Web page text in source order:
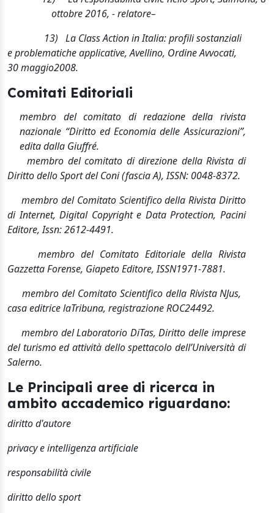
ottobre 2016, - relatore–
13) La Class Actionin Italia: profili sostanziali
e problematiche applicative, Avellino, Ordine Avvocati,
30 maggio2008.
Comitati Editoriali
membro del comitato di redazione della rivista
nazionale “Diritto ed Economia delle Assicurazioni”,
edita dalla Giuffré.
membro del comitato di direzione della Rivista di
Diritto dello Sport del Coni (fascia A), ISSN: 0048-8372.
membro del Comitato Scientifico della Rivista Diritto
di Internet, Digital Copyright e Data Protection, Pacini
Editore, Issn: 2612-4491.
membro del Comitato Editoriale della Rivista
Gazzetta Forense, Giapeto Editore, ISSN1971-7881.
membro del Comitato Scientifico della Rivista NJus,
casa editrice laTribuna, registrazione ROC24492.
membro del Laboratorio DiTas, Diritto delle imprese
del turismo ed attività dello spettacolo dell’Università di
Salerno.
Le Principali aree di ricerca in
ambito accademico riguardano:
diritto d'autore
privacy e intelligenza artificiale
responsabilità civile
diritto dello sport